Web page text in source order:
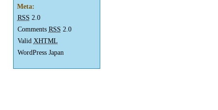
Meta:
RSS 2.0
Comments RSS 2.0
Valid XHTML
WordPress Japan